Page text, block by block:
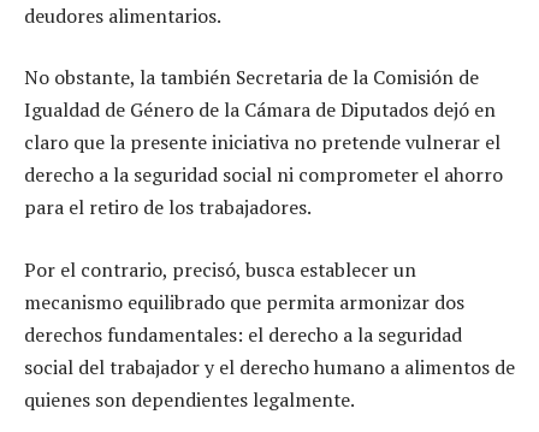
deudores alimentarios.
No obstante, la también Secretaria de la Comisión de
Igualdad de Género de la Cámara de Diputados dejó en
claro que la presente iniciativa no pretende vulnerar el
derecho a la seguridad social ni comprometer el ahorro
para el retiro de los trabajadores.
Por el contrario, precisó, busca establecer un
mecanismo equilibrado que permita armonizar dos
derechos fundamentales: el derecho a la seguridad
social del trabajador y el derecho humano a alimentos de
quienes son dependientes legalmente.